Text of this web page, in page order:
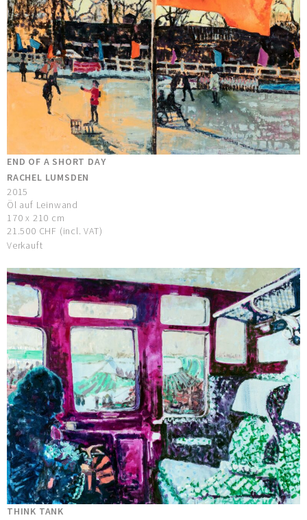
END OF A SHORT DAY
RACHEL LUMSDEN
2015
Öl auf Leinwand
170 x 210 cm
21.500 CHF (incl. VAT)
Verkauft
THINK TANK